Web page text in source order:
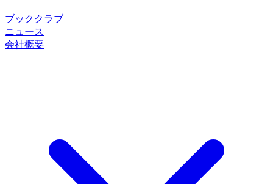
ブッククラブ
ニュース
会社概要